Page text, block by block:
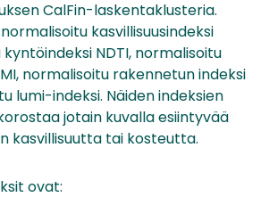
CalFin-laskentaklusteria.
kasvillisuusindeksi
kyntöindeksi NDTI, normalisoitu
normalisoitu rakennetun indeksi
lumi-indeksi. Näiden indeksien
jotain kuvalla esiintyvää
kasvillisuutta tai kosteutta.
ovat: